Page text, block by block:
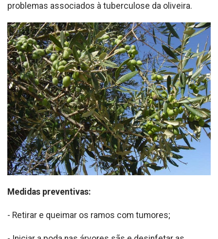
problemas associados à tuberculose da oliveira.
Medidas preventivas:
- Retirar e queimar os ramos com tumores;